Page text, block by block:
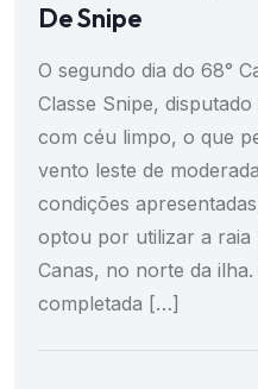
De Snipe
O segundo dia do 68°
Classe Snipe,
com céu limpo, o que
vento leste de
condições
optou por utilizar a raia
Canas, no norte da
completada […]